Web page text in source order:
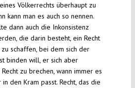
Völkerrechts überhaupt zu
kann man es auch so nennen.
dann auch die Inkonsistenz
die darin besteht, ein Recht
schaffen, bei dem sich der
binden will, er sich aber
zu brechen, wann immer es
den Kram passt. Recht, das die